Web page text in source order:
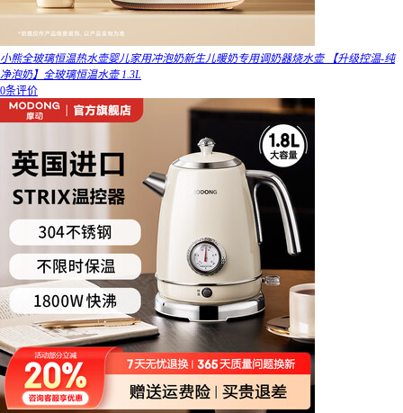
小熊全玻璃恒温热水壶婴儿家用冲泡奶新生儿暖奶专用调奶器烧水壶 【升级控温-纯
净泡奶】全玻璃恒温水壶 1.3L
0条评价